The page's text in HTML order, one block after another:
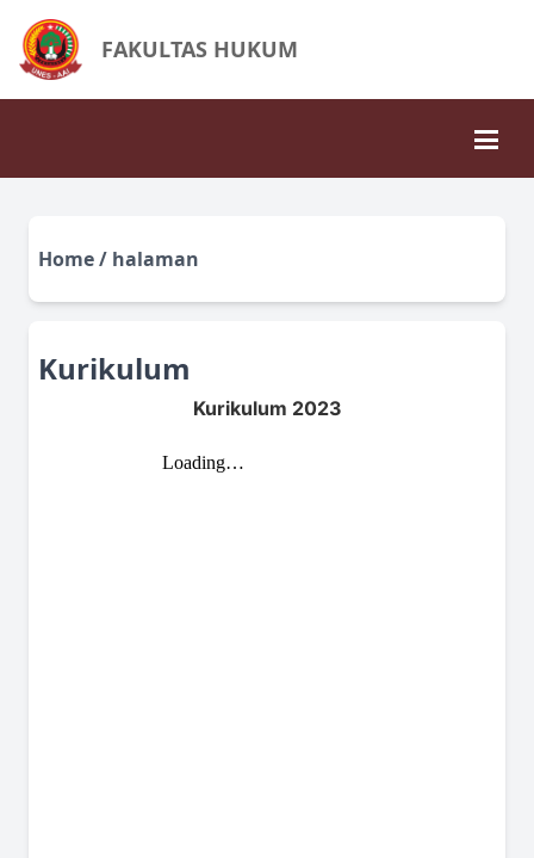
FAKULTAS HUKUM
Home / halaman
Kurikulum
Kurikulum 2023